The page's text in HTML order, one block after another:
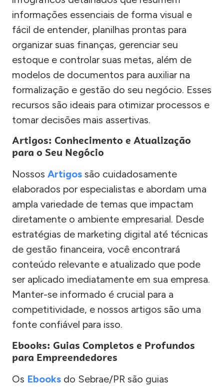
informações essenciais de forma visual e
fácil de entender, planilhas prontas para
organizar suas finanças, gerenciar seu
estoque e controlar suas metas, além de
modelos de documentos para auxiliar na
formalização e gestão do seu negócio. Esses
recursos são ideais para otimizar processos e
tomar decisões mais assertivas.
Artigos: Conhecimento e Atualização
para o Seu Negócio
Nossos Artigos são cuidadosamente
elaborados por especialistas e abordam uma
ampla variedade de temas que impactam
diretamente o ambiente empresarial. Desde
estratégias de marketing digital até técnicas
de gestão financeira, você encontrará
conteúdo relevante e atualizado que pode
ser aplicado imediatamente em sua empresa.
Manter-se informado é crucial para a
competitividade, e nossos artigos são uma
fonte confiável para isso.
Ebooks: Guias Completos e Profundos
para Empreendedores
Os Ebooks do Sebrae/PR são guias